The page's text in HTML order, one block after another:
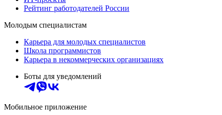
Рейтинг работодателей России
Молодым специалистам
Карьера для молодых специалистов
Школа программистов
Карьера в некоммерческих организациях
Боты для уведомлений
Мобильное приложение